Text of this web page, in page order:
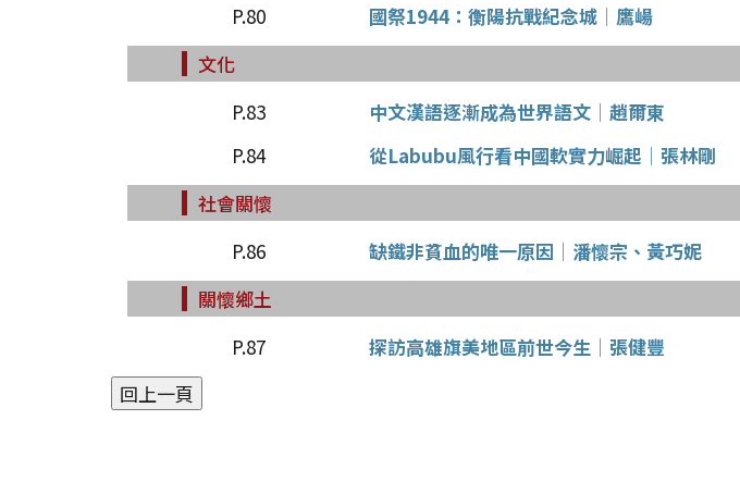
P.80
國祭1944：衡陽抗戰紀念城│鷹崵
文化
P.83
中文漢語逐漸成為世界語文│趙爾東
P.84
從Labubu風行看中國軟實力崛起│張林剛
社會關懷
P.86
缺鐵非貧血的唯一原因│潘懷宗、黃巧妮
關懷鄉土
P.87
探訪高雄旗美地區前世今生│張健豐